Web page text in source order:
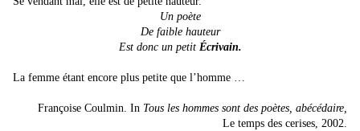
Un poète
De faible hauteur
Est donc un petit Écrivain.
La femme étant encore plus petite que l’homme …
Françoise Coulmin. In Tous les hommes sont des poètes, abécédaire,
Le temps des cerises, 2002.